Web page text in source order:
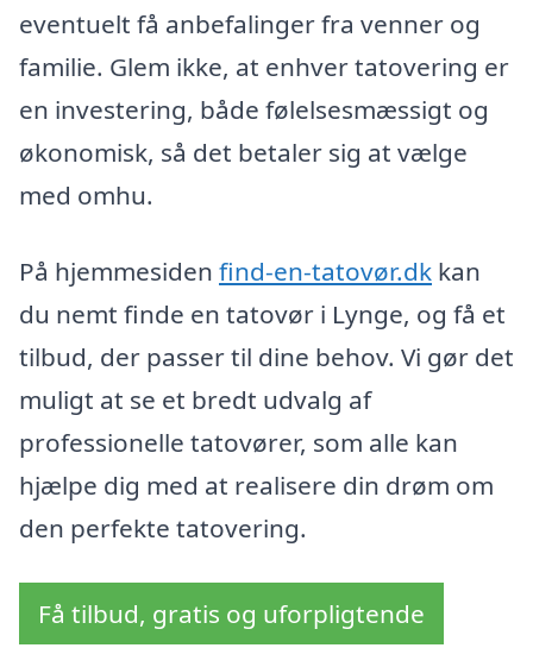
eventuelt få anbefalinger fra venner og
familie. Glem ikke, at enhver tatovering er
en investering, både følelsesmæssigt og
økonomisk, så det betaler sig at vælge
med omhu.
På hjemmesiden find-en-tatovør.dk kan
du nemt finde en tatovør i Lynge, og få et
tilbud, der passer til dine behov. Vi gør det
muligt at se et bredt udvalg af
professionelle tatovører, som alle kan
hjælpe dig med at realisere din drøm om
den perfekte tatovering.
Få tilbud, gratis og uforpligtende